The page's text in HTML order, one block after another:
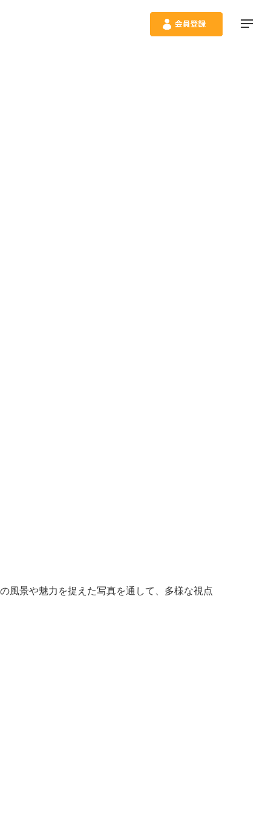
風景や魅力を捉えた写真を通して、多様な視点